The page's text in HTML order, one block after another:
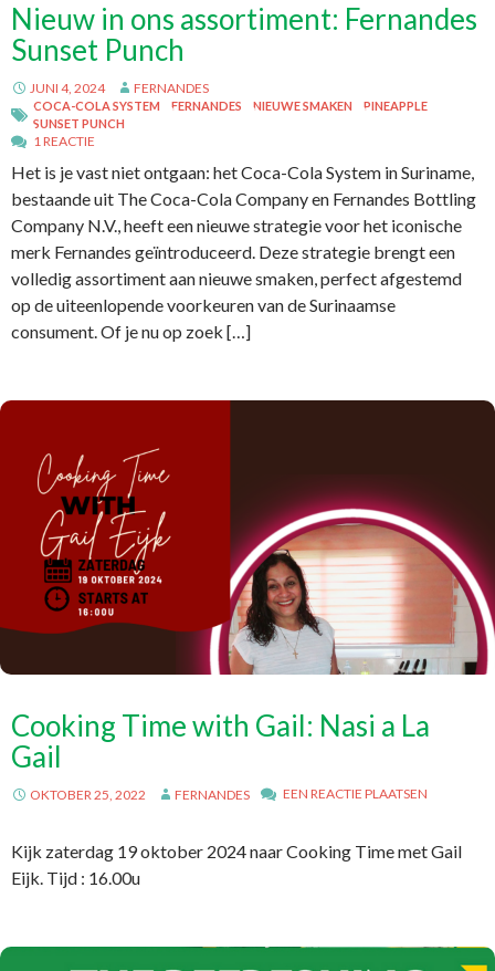
Nieuw in ons assortiment: Fernandes
Sunset Punch
JUNI 4, 2024 FERNANDES
COCA-COLA SYSTEM FERNANDES NIEUWE SMAKEN
PINEAPPLE
SUNSET PUNCH
1 REACTIE
Het is je vast niet ontgaan: het Coca-Cola System in Suriname,
bestaande uit The Coca-Cola Company en Fernandes Bottling
Company N.V., heeft een nieuwe strategie voor het iconische
merk Fernandes geïntroduceerd. Deze strategie brengt een
volledig assortiment aan nieuwe smaken, perfect afgestemd
op de uiteenlopende voorkeuren van de Surinaamse
consument. Of je nu op zoek […]
Cooking Time with Gail: Nasi a La
Gail
OKTOBER 25, 2022 FERNANDES EEN REACTIE PLAATSEN
Kijk zaterdag 19 oktober 2024 naar Cooking Time met Gail
Eijk. Tijd : 16.00u